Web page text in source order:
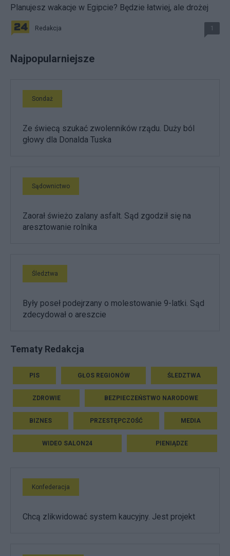
Planujesz wakacje w Egipcie? Będzie łatwiej, ale drożej
Redakcja 1
Najpopularniejsze
Sondaż
Ze świecą szukać zwolenników rządu. Duży ból
głowy dla Donalda Tuska
Sądownictwo
Zaorał świeżo zalany asfalt. Sąd zgodził się na
aresztowanie rolnika
Śledztwa
Były poseł podejrzany o molestowanie 9-latki. Sąd
zdecydował o areszcie
Tematy Redakcja
PIS GŁOS REGIONÓW ŚLEDZTWA
ZDROWIE BEZPIECZEŃSTWO NARODOWE
BIZNES PRZESTĘPCZOŚĆ MEDIA
WIDEO SALON24 PIENIĄDZE
Konfederacja
Chcą zlikwidować system kaucyjny. Jest projekt